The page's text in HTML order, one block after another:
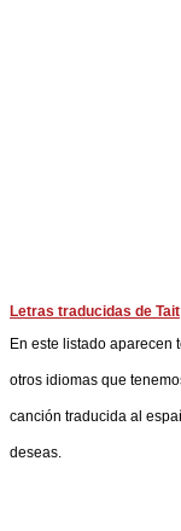
Letras traducidas de Tait
En este listado aparecen
otros idiomas que
canción traducida al
deseas.